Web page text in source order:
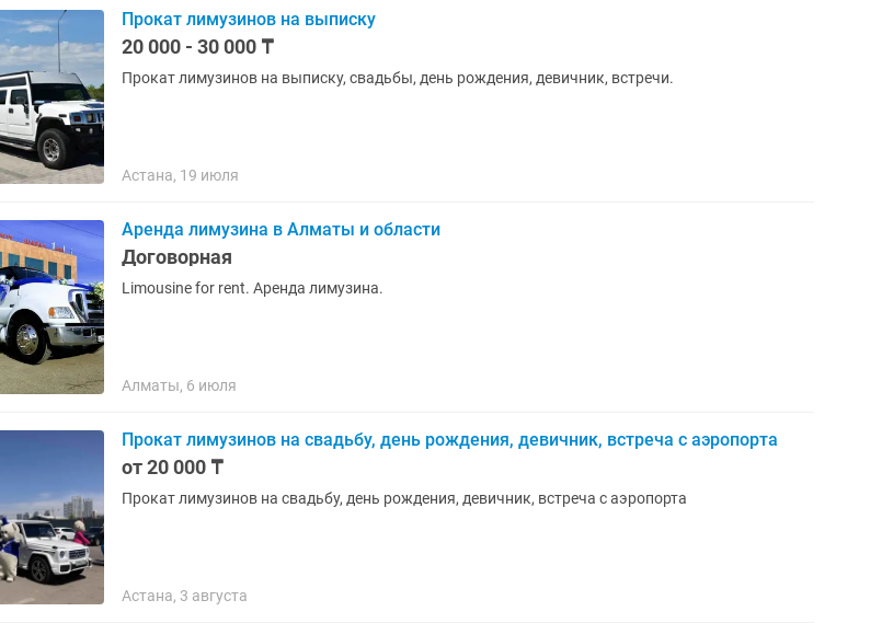
Прокат лимузинов на выписку
20 000 - 30 000 ₸
Прокат лимузинов на выписку, свадьбы, день рождения, девичник, встречи.
Астана, 19 июля
Аренда лимузина в Алматы и области
Договорная
Limousine for rent. Аренда лимузина.
Алматы, 6 июля
Прокат лимузинов на свадьбу, день рождения, девичник, встреча с аэропорта
от 20 000 ₸
Прокат лимузинов на свадьбу, день рождения, девичник, встреча с аэропорта
Астана, 3 августа